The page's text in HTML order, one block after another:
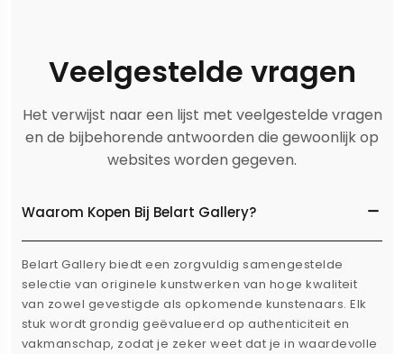
Veelgestelde vragen
Het verwijst naar een lijst met veelgestelde vragen
en de bijbehorende antwoorden die gewoonlijk op
websites worden gegeven.
Waarom Kopen Bij Belart Gallery?
Belart Gallery biedt een zorgvuldig samengestelde
selectie van originele kunstwerken van hoge kwaliteit
van zowel gevestigde als opkomende kunstenaars. Elk
stuk wordt grondig geëvalueerd op authenticiteit en
vakmanschap, zodat je zeker weet dat je in waardevolle